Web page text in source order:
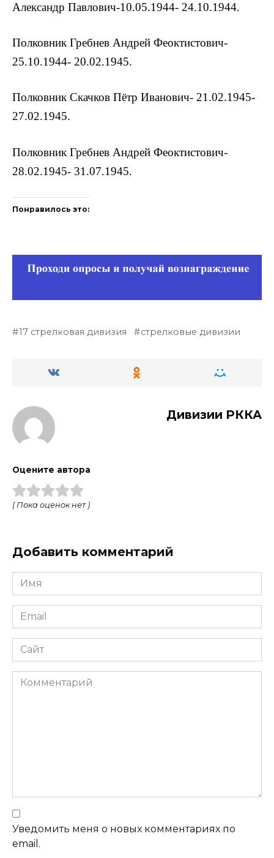
Александр Павлович-10.05.1944- 24.10.1944.
Полковник Гребнев Андрей Феоктистович-
25.10.1944- 20.02.1945.
Полковник Скачков Пётр Иванович- 21.02.1945-
27.02.1945.
Полковник Гребнев Андрей Феоктистович-
28.02.1945- 31.07.1945.
Понравилось это:
17 стрелковая дивизия стрелковые дивизии
Дивизии РККА
Оцените автора
( Пока оценок нет )
Добавить комментарий
Имя
Email
Сайт
Комментарий
Уведомить меня о новых комментариях по
email.